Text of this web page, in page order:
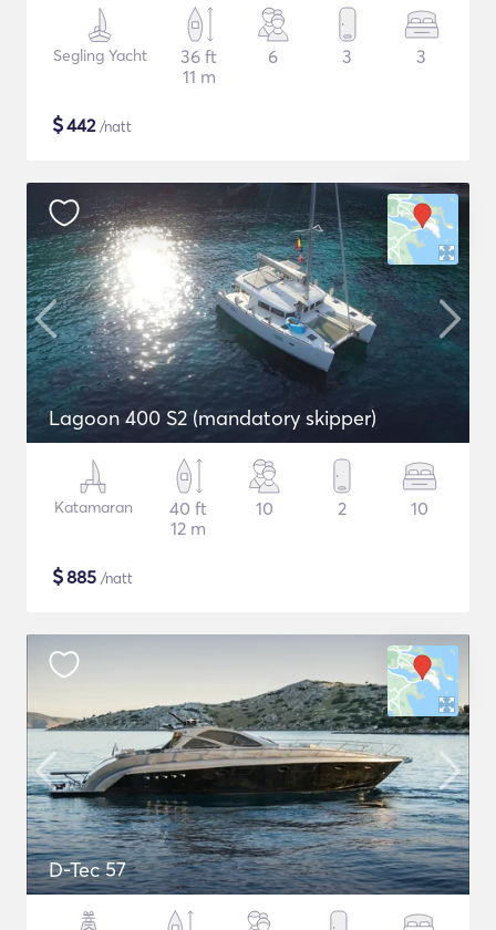
Segling Yacht
36 ft
11 m
6 3 3
$442/natt
Lagoon 400 S2 (mandatory skipper)
Katamaran
40 ft
12 m
10 2 10
$885 /natt
D-Tec 57